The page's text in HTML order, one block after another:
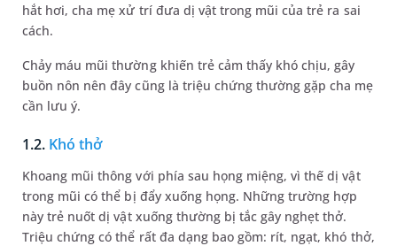
hắt hơi, cha mẹ xử trí đưa dị vật trong mũi của trẻ ra sai
cách.
Chảy máu mũi thường khiến trẻ cảm thấy khó chịu, gây
buồn nôn nên đây cũng là triệu chứng thường gặp cha mẹ
cần lưu ý.
1.2. Khó thở
Khoang mũi thông với phía sau họng miệng, vì thế dị vật
trong mũi có thể bị đẩy xuống họng. Những trường hợp
này trẻ nuốt dị vật xuống thường bị tắc gây nghẹt thở.
Triệu chứng có thể rất đa dạng bao gồm: rít, ngạt, khó thở,